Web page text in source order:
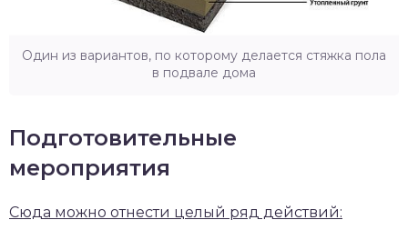
Один из вариантов, по которому делается стяжка пола
в подвале дома
Подготовительные
мероприятия
Сюда можно отнести целый ряд действий: